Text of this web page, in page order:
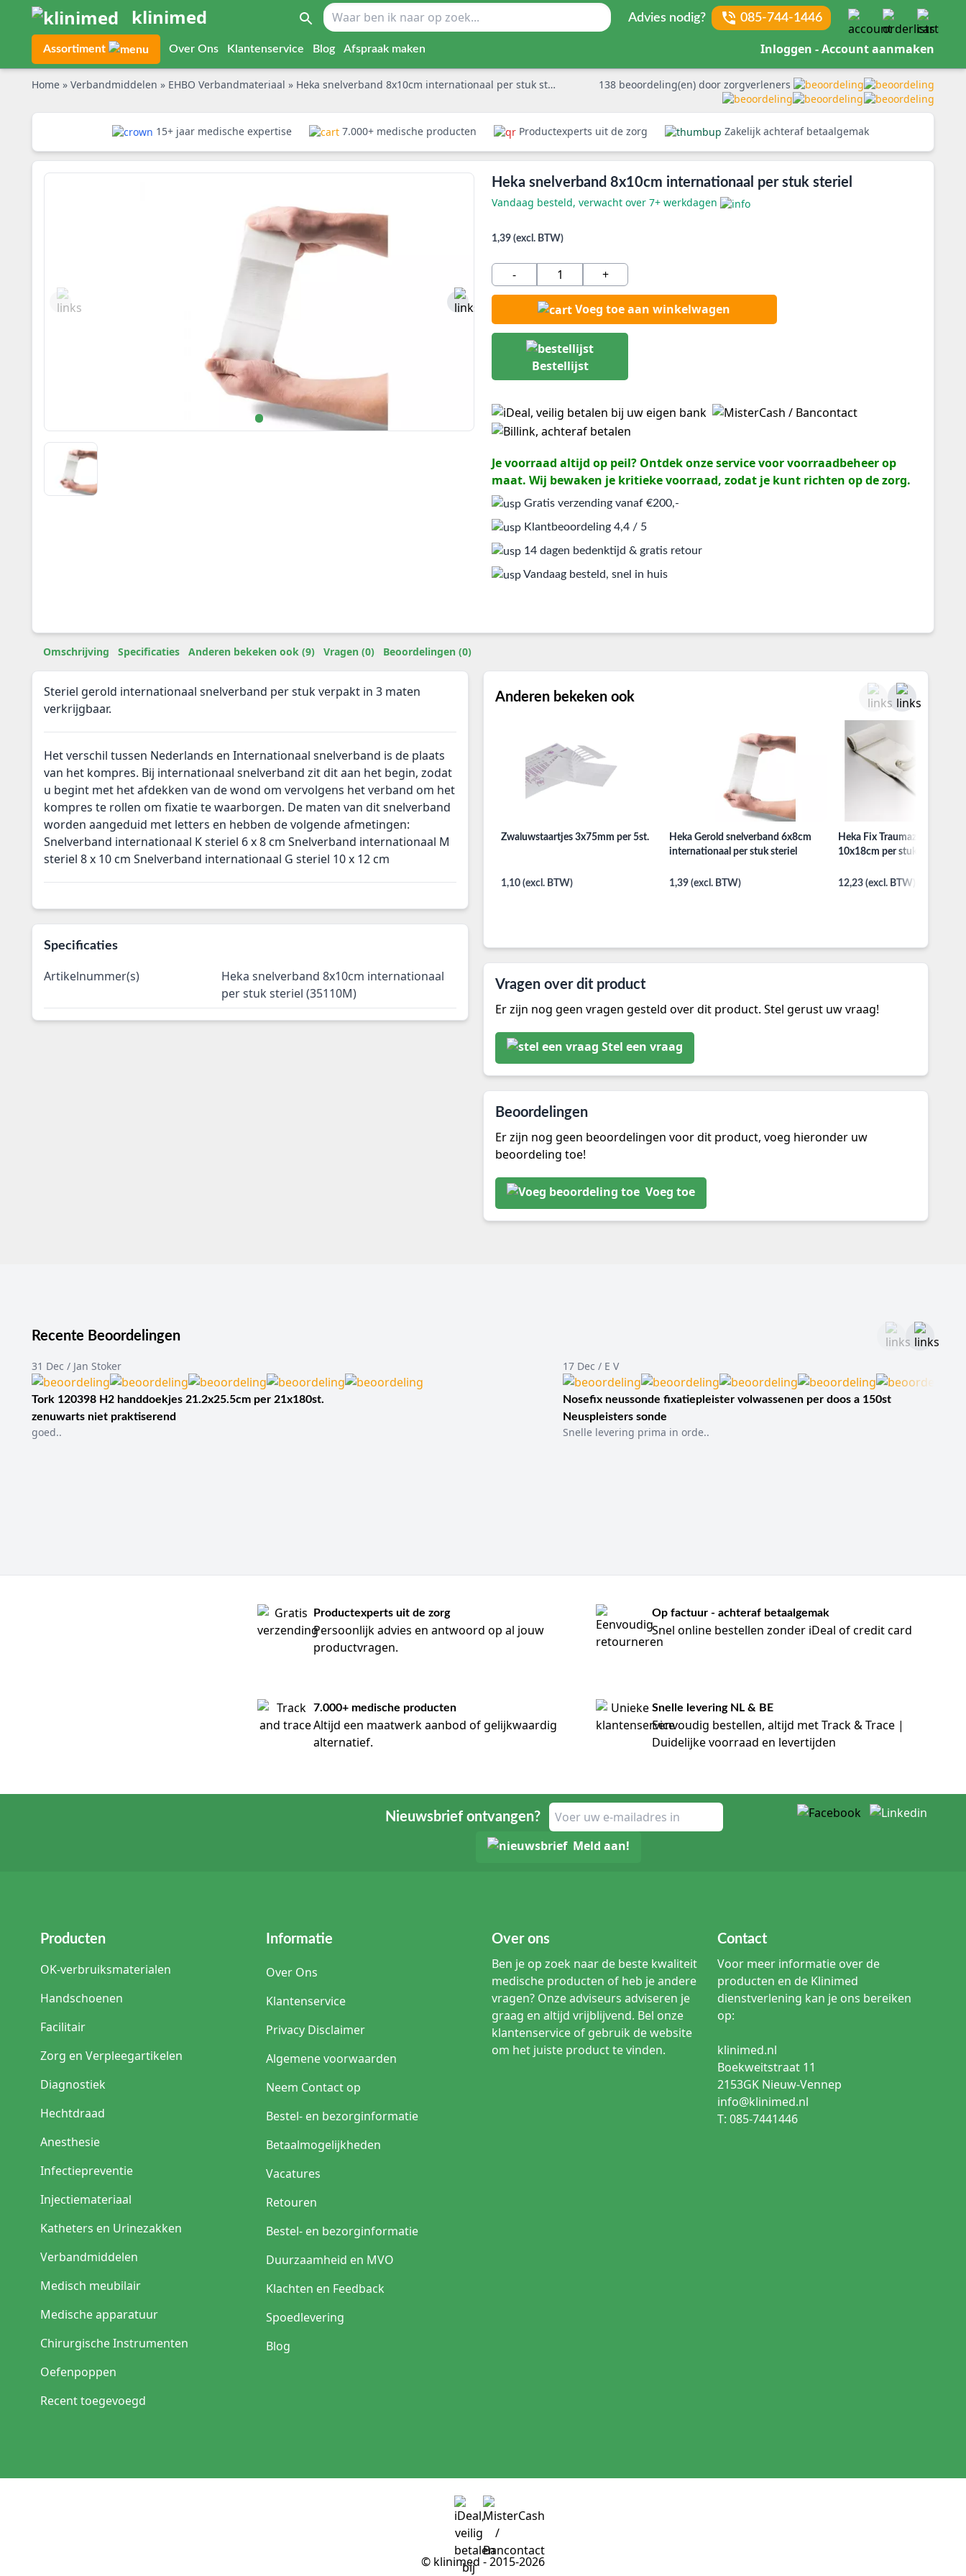
klinimed Advies nodig? 085-744-1446
Assortiment Over Ons Klantenservice Blog Afspraak maken Inloggen - Account aanmaken
Home » Verbandmiddelen » EHBO Verbandmateriaal » Heka snelverband 8x10cm internationaal per stuk steriel 138 beoordeling(en) door zorgverleners
15+ jaar medische expertise 7.000+ medische producten Productexperts uit de zorg Zakelijk achteraf betaalgemak
Heka snelverband 8x10cm internationaal per stuk steriel
Vandaag besteld, verwacht over 7+ werkdagen
1,39 (excl. BTW)
- +
Voeg toe aan winkelwagen
Bestellijst
Je voorraad altijd op peil? Ontdek onze service voor voorraadbeheer op
maat. Wij bewaken je kritieke voorraad, zodat je kunt richten op de zorg.
Gratis verzending vanaf €200,-
Klantbeoordeling 4,4 / 5
14 dagen bedenktijd & gratis retour
Vandaag besteld, snel in huis
Omschrijving Specificaties Anderen bekeken ook (9) Vragen (0) Beoordelingen (0)
Steriel gerold internationaal snelverband per stuk verpakt in 3 maten
verkrijgbaar.
Het verschil tussen Nederlands en Internationaal snelverband is de plaats
van het kompres. Bij internationaal snelverband zit dit aan het begin, zodat
u begint met het afdekken van de wond om vervolgens het verband om het
kompres te rollen om fixatie te waarborgen. De maten van dit snelverband
worden aangeduid met letters en hebben de volgende afmetingen:
Snelverband internationaal K steriel 6 x 8 cm Snelverband internationaal M
steriel 8 x 10 cm Snelverband internationaal G steriel 10 x 12 cm
Specificaties
Artikelnummer(s)
Heka snelverband 8x10cm internationaal
per stuk steriel (35110M)
Anderen bekeken ook
Zwaluwstaartjes 3x75mm per 5st.
1,10 (excl. BTW)
Heka Gerold snelverband 6x8cm
internationaal per stuk steriel
1,39 (excl. BTW)
Heka Fix Traumazwachtel
10x18cm per stuk
12,23 (excl. BTW)
Vragen over dit product
Er zijn nog geen vragen gesteld over dit product. Stel gerust uw vraag!
Stel een vraag
Beoordelingen
Er zijn nog geen beoordelingen voor dit product, voeg hieronder uw
beoordeling toe!
Voeg toe
Recente Beoordelingen
31 Dec / Jan Stoker
Tork 120398 H2 handdoekjes 21.2x25.5cm per 21x180st.
zenuwarts niet praktiserend
goed..
17 Dec / E V
Nosefix neussonde fixatiepleister volwassenen per doos a 150st
Neuspleisters sonde
Snelle levering prima in orde..
Productexperts uit de zorg
Persoonlijk advies en antwoord op al jouw
productvragen.
Op factuur - achteraf betaalgemak
Snel online bestellen zonder iDeal of credit card
7.000+ medische producten
Altijd een maatwerk aanbod of gelijkwaardig
alternatief.
Snelle levering NL & BE
Eenvoudig bestellen, altijd met Track & Trace |
Duidelijke voorraad en levertijden
Nieuwsbrief ontvangen?
Meld aan!
Producten
OK-verbruiksmaterialen
Handschoenen
Facilitair
Zorg en Verpleegartikelen
Diagnostiek
Hechtdraad
Anesthesie
Infectiepreventie
Injectiemateriaal
Katheters en Urinezakken
Verbandmiddelen
Medisch meubilair
Medische apparatuur
Chirurgische Instrumenten
Oefenpoppen
Recent toegevoegd
Informatie
Over Ons
Klantenservice
Privacy Disclaimer
Algemene voorwaarden
Neem Contact op
Bestel- en bezorginformatie
Betaalmogelijkheden
Vacatures
Retouren
Bestel- en bezorginformatie
Duurzaamheid en MVO
Klachten en Feedback
Spoedlevering
Blog
Over ons
Ben je op zoek naar de beste kwaliteit
medische producten of heb je andere
vragen? Onze adviseurs adviseren je
graag en altijd vrijblijvend. Bel onze
klantenservice of gebruik de website
om het juiste product te vinden.
Contact
Voor meer informatie over de
producten en de Klinimed
dienstverlening kan je ons bereiken
op:
klinimed.nl
Boekweitstraat 11
2153GK Nieuw-Vennep
info@klinimed.nl
T: 085-7441446
© klinimed - 2015-2026